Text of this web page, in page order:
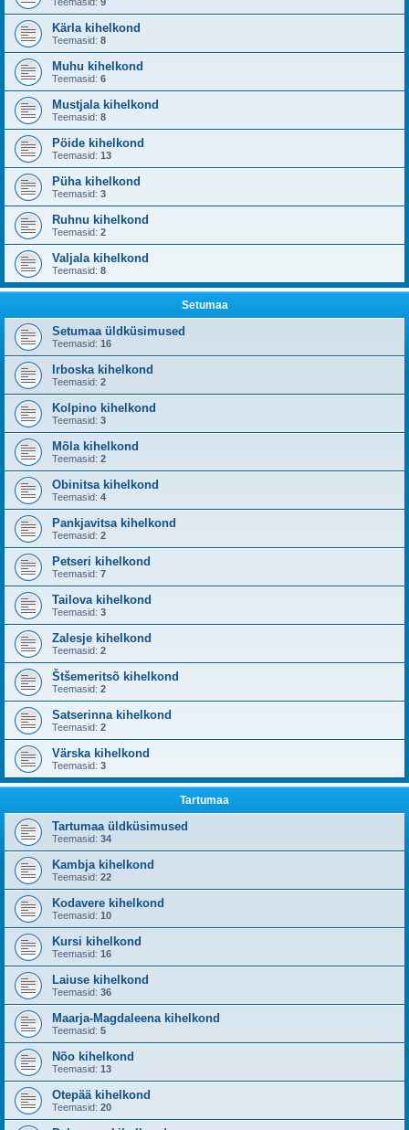
Kärla kihelkond
Teemasid: 8
Muhu kihelkond
Teemasid: 6
Mustjala kihelkond
Teemasid: 8
Pöide kihelkond
Teemasid: 13
Püha kihelkond
Teemasid: 3
Ruhnu kihelkond
Teemasid: 2
Valjala kihelkond
Teemasid: 8
Setumaa
Setumaa üldküsimused
Teemasid: 16
Irboska kihelkond
Teemasid: 2
Kolpino kihelkond
Teemasid: 3
Mõla kihelkond
Teemasid: 2
Obinitsa kihelkond
Teemasid: 4
Pankjavitsa kihelkond
Teemasid: 2
Petseri kihelkond
Teemasid: 7
Tailova kihelkond
Teemasid: 3
Zalesje kihelkond
Teemasid: 2
Štšemeritsõ kihelkond
Teemasid: 2
Satserinna kihelkond
Teemasid: 2
Värska kihelkond
Teemasid: 3
Tartumaa
Tartumaa üldküsimused
Teemasid: 34
Kambja kihelkond
Teemasid: 22
Kodavere kihelkond
Teemasid: 10
Kursi kihelkond
Teemasid: 16
Laiuse kihelkond
Teemasid: 36
Maarja-Magdaleena kihelkond
Teemasid: 5
Nõo kihelkond
Teemasid: 13
Otepää kihelkond
Teemasid: 20